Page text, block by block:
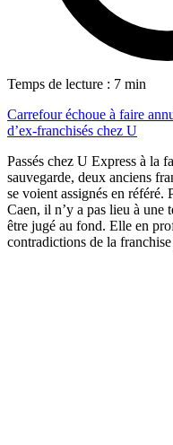
Temps de lecture : 7 min
Carrefour échoue à faire
d’ex-franchisés chez U
Passés chez U Express à la
sauvegarde, deux anciens
se voient assignés en référé.
Caen, il n’y a pas lieu à une
être jugé au fond. Elle en
contradictions de la